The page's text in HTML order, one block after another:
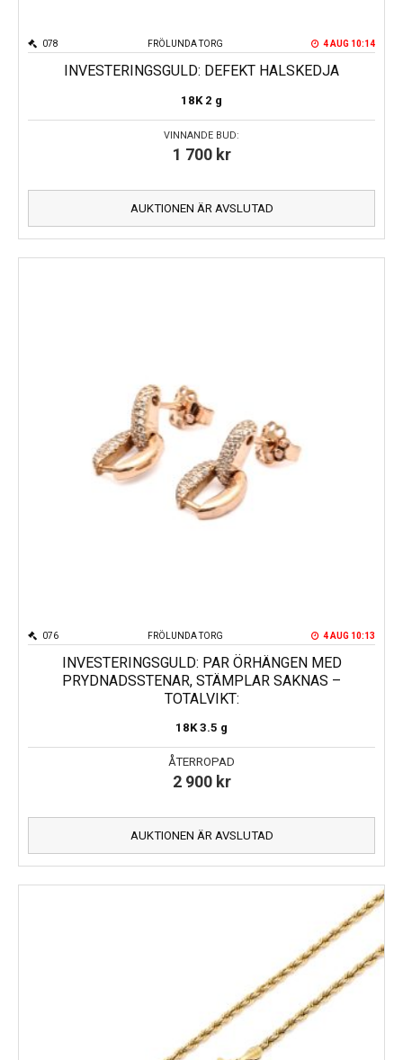
FRÖLUNDA TORG
078 4 AUG 10:14
INVESTERINGSGULD: DEFEKT HALSKEDJA
18K 2 g
VINNANDE BUD:
1 700 kr
AUKTIONEN ÄR AVSLUTAD
FRÖLUNDA TORG
076 4 AUG 10:13
INVESTERINGSGULD: PAR ÖRHÄNGEN MED
PRYDNADSSTENAR, STÄMPLAR SAKNAS –
TOTALVIKT:
18K 3.5 g
ÅTERROPAD
2 900 kr
AUKTIONEN ÄR AVSLUTAD